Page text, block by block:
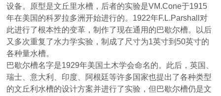
设备。原型是文丘里水槽，后者的实验是VM.Cone于1915
年在美国的科罗拉多洲开始进行的。1922年F.L.Parshall对
此进行了根本性的变革，制作了现在通用的巴歇尔槽。以后
又多次重复了水力学实验，制成了尺寸为1英寸到50英寸的
各种量水槽。
巴歇尔槽名字是1929年美国土木学会命名的。此后，英国、
瑞士、意大利、印度、阿根廷等许多国家也提出了各种类型
的文丘利水槽的设计方案并进行了实验，但巴歇尔槽仍是文